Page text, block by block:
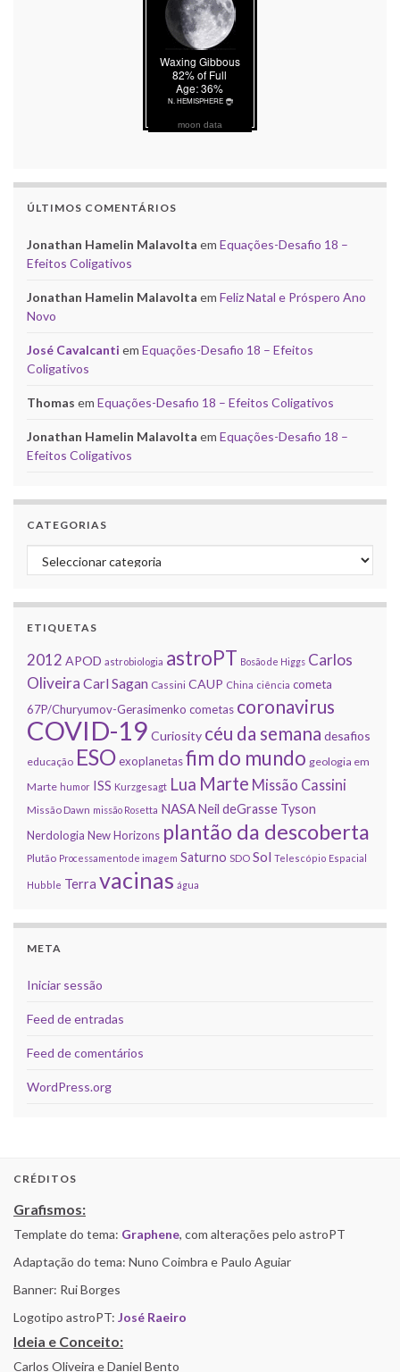
moon data
ÚLTIMOS COMENTÁRIOS
Jonathan Hamelin Malavolta em Equações-Desafio 18 –
Efeitos Coligativos
Jonathan Hamelin Malavolta em Feliz Natal e Próspero Ano
Novo
José Cavalcanti em Equações-Desafio 18 – Efeitos
Coligativos
Thomas em Equações-Desafio 18 – Efeitos Coligativos
Jonathan Hamelin Malavolta em Equações-Desafio 18 –
Efeitos Coligativos
CATEGORIAS
Categorias
ETIQUETAS
2012 APOD astrobiologia astroPT Bosão de Higgs Carlos
Oliveira Carl Sagan Cassini CAUP China ciência cometa
67P/Churyumov-Gerasimenko cometas coronavirus
COVID-19 Curiosity céu da semana desafios
educação ESOexoplanetasfim do mundo geologia em
Marte humor ISS Kurzgesagt Lua Marte Missão Cassini
Missão Dawn missão Rosetta NASANeil deGrasse Tyson
Nerdologia New Horizons plantão da descoberta
Plutão Processamento de imagem Saturno SDO Sol Telescópio Espacial
Hubble Terra vacinas água
META
Iniciar sessão
Feed de entradas
Feed de comentários
WordPress.org
CRÉDITOS
Grafismos:
Template do tema: Graphene, com alterações pelo astroPT
Adaptação do tema: Nuno Coimbra e Paulo Aguiar
Banner: Rui Borges
Logotipo astroPT: José Raeiro
Ideia e Conceito:
Carlos Oliveira e Daniel Bento